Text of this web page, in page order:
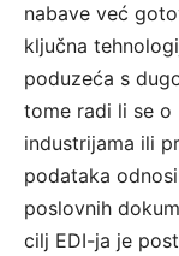
nabave već
ključna
poduzeća s
tome radi li se o
industrijama ili
podataka
poslovnih
cilj EDI-ja je